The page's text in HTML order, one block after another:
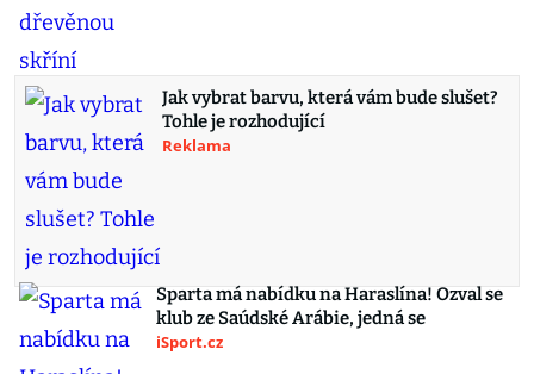
Jak vybrat barvu, která vám bude slušet?
Tohle je rozhodující
Reklama
Sparta má nabídku na Haraslína! Ozval se
klub ze Saúdské Arábie, jedná se
iSport.cz